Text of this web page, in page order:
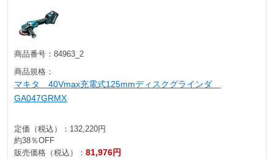
商品番号： 84963_2
商品規格：
マキタ 40Vmax充電式125mmディスクグラインダ
GA047GRMX
定価（税込）： 132,220円
約38％OFF
販売価格（税込）： 81,976円